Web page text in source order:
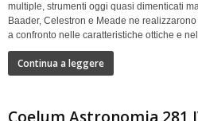
multiple, strumenti oggi quasi dimenticati
Baader, Celestron e Meade ne
a confronto nelle caratteristiche ottiche e
Continua a leggere